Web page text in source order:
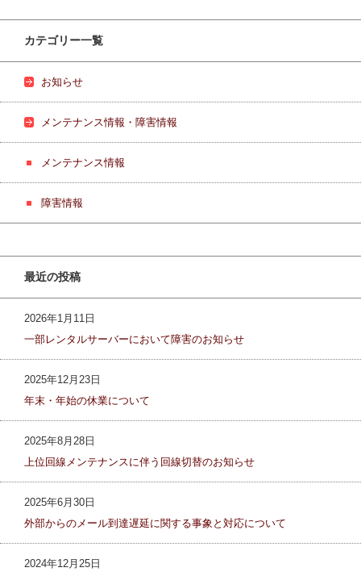
カテゴリー一覧
お知らせ
メンテナンス情報・障害情報
メンテナンス情報
障害情報
最近の投稿
2026年1月11日
一部レンタルサーバーにおいて障害のお知らせ
2025年12月23日
年末・年始の休業について
2025年8月28日
上位回線メンテナンスに伴う回線切替のお知らせ
2025年6月30日
外部からのメール到達遅延に関する事象と対応について
2024年12月25日